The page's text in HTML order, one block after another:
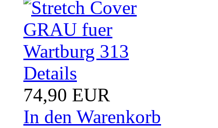
Details
74,90 EUR
In den Warenkorb